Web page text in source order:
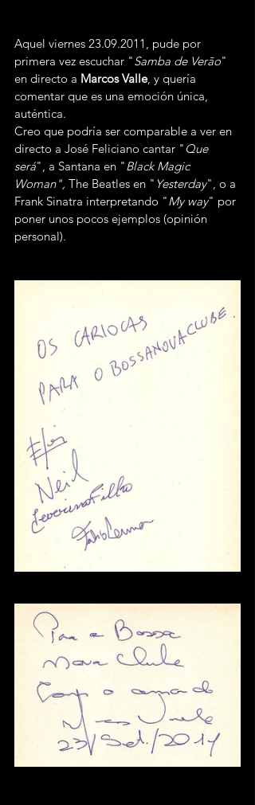
Aquel viernes 23.09.2011, pude por
primera vez escuchar "Samba de Verão"
en directo a Marcos Valle, y quería
comentar que es una emoción única,
auténtica.
Creo que podría ser comparable a ver en
directo a José Feliciano cantar " Que
será", a Santana en "Black Magic
Woman", The Beatles en " Yesterday", o a
Frank Sinatra interpretando "My way" por
poner unos pocos ejemplos (opinión
personal).